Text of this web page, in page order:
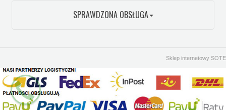
SPRAWDZONA OBSŁUGA
Sklep internetowy SOTE